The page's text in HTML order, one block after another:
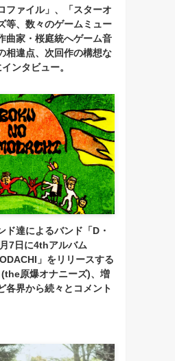
ファイル」、「スターオ
等、数々のゲームミュー
曲家・桜庭統へゲーム音
相違点、次回作の構想な
ンタビュー。
ド達によるバンド「D・
7日に4thアルバム
」をリリースする
原爆オナニーズ)、増
各界から続々とコメント